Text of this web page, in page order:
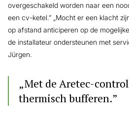
overgeschakeld worden naar een
een cv-ketel.” „Mocht er een klacht
op afstand anticiperen op de
de installateur ondersteunen met
Jürgen.
„Met de Aretec-
thermisch bufferen.”